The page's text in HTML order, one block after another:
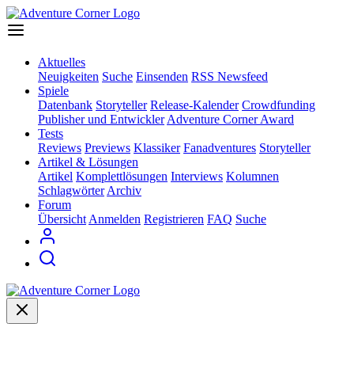
Aktuelles
Neuigkeiten Suche Einsenden RSS Newsfeed
Spiele
Datenbank Storyteller Release-Kalender Crowdfunding
Publisher und Entwickler Adventure Corner Award
Tests
Reviews Previews Klassiker Fanadventures Storyteller
Artikel & Lösungen
Artikel Komplettlösungen Interviews Kolumnen
Schlagwörter Archiv
Forum
Übersicht Anmelden Registrieren FAQ Suche